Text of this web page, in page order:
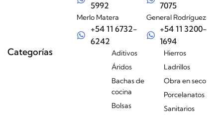
5992
Merlo Matera
+54 11 6732-
6242
7075
General Rodríguez
+54 11 3200-
1694
Categorías
Aditivos
Áridos
Bachas de
cocina
Bolsas
Hierros
Ladrillos
Obra en seco
Porcelanatos
Sanitarios